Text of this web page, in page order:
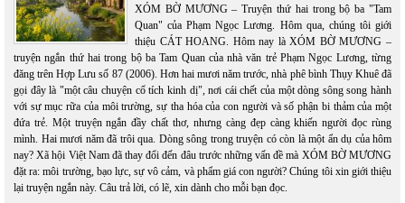
XÓM BỜ MƯƠNG – Truyện thứ hai trong bộ ba "Tam
Quan" của Phạm Ngọc Lương. Hôm qua, chúng tôi giới
thiệu CÁT HOANG. Hôm nay là XÓM BỜ MƯƠNG –
truyện ngắn thứ hai trong bộ ba Tam Quan của nhà văn trẻ Phạm Ngọc Lương, từng
đăng trên Hợp Lưu số 87 (2006). Hơn hai mươi năm trước, nhà phê bình Thụy Khuê đã
gọi đây là "một câu chuyện cổ tích kinh dị", nơi cái chết của một dòng sông song hành
với sự mục rữa của môi trường, sự tha hóa của con người và số phận bi thảm của một
đứa trẻ. Một truyện ngắn đầy chất thơ, nhưng càng đẹp càng khiến người đọc rùng
mình. Hai mươi năm đã trôi qua. Dòng sông trong truyện có còn là một ẩn dụ của hôm
nay? Xã hội Việt Nam đã thay đổi đến đâu trước những vấn đề mà XÓM BỜ MƯƠNG
đặt ra: môi trường, bạo lực, sự vô cảm, và phẩm giá con người? Chúng tôi xin giới thiệu
lại truyện ngắn này. Câu trả lời, có lẽ, xin dành cho mỗi bạn đọc.